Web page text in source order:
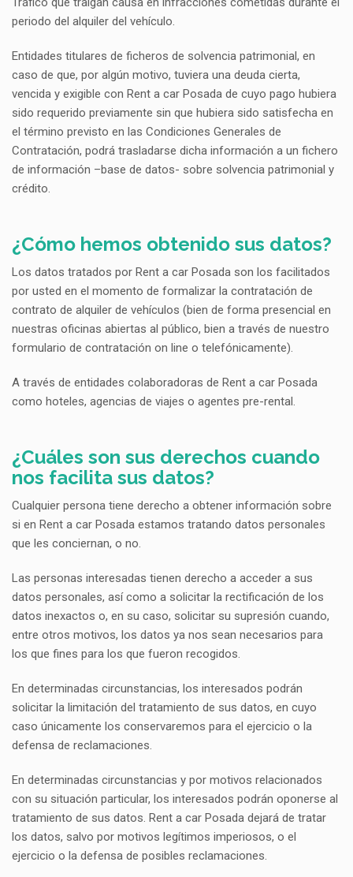
periodo del alquiler del vehículo.
Entidades titulares de ficheros de solvencia patrimonial, en
caso de que, por algún motivo, tuviera una deuda cierta,
vencida y exigible con Rent a car Posada de cuyo pago hubiera
sido requerido previamente sin que hubiera sido satisfecha en
el término previsto en las Condiciones Generales de
Contratación, podrá trasladarse dicha información a un fichero
de información –base de datos- sobre solvencia patrimonial y
crédito.
¿Cómo hemos obtenido sus datos?
Los datos tratados por Rent a car Posada son los facilitados
por usted en el momento de formalizar la contratación de
contrato de alquiler de vehículos (bien de forma presencial en
nuestras oficinas abiertas al público, bien a través de nuestro
formulario de contratación on line o telefónicamente).
A través de entidades colaboradoras de Rent a car Posada
como hoteles, agencias de viajes o agentes pre-rental.
¿Cuáles son sus derechos cuando
nos facilita sus datos?
Cualquier persona tiene derecho a obtener información sobre
si en Rent a car Posada estamos tratando datos personales
que les conciernan, o no.
Las personas interesadas tienen derecho a acceder a sus
datos personales, así como a solicitar la rectificación de los
datos inexactos o, en su caso, solicitar su supresión cuando,
entre otros motivos, los datos ya nos sean necesarios para
los que fines para los que fueron recogidos.
En determinadas circunstancias, los interesados podrán
solicitar la limitación del tratamiento de sus datos, en cuyo
caso únicamente los conservaremos para el ejercicio o la
defensa de reclamaciones.
En determinadas circunstancias y por motivos relacionados
con su situación particular, los interesados podrán oponerse al
tratamiento de sus datos. Rent a car Posada dejará de tratar
los datos, salvo por motivos legítimos imperiosos, o el
ejercicio o la defensa de posibles reclamaciones.